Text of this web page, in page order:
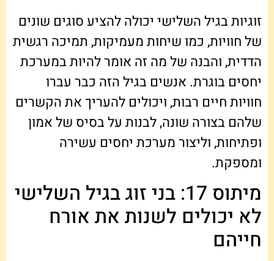
זוגיות בגיל השלישי יכולה להציע סוגים שונים
של חוויות, כמו שיחות מעמיקות, תמיכה רגשית
הדדית, והבנה של מה זה אומר להיות במערכת
יחסים בוגרת. אנשים בגיל הזה כבר עברו
חוויות חיים רבות, ויכולים להעריך את הקשרים
שלהם בצורה שונה, לבנות על בסיס של אמון
ופתיחות, וליצור מערכת יחסים עשירה
ומספקת.
מיתוס 17: בני זוג בגיל השלישי
לא יכולים לשנות את אורח
חייהם